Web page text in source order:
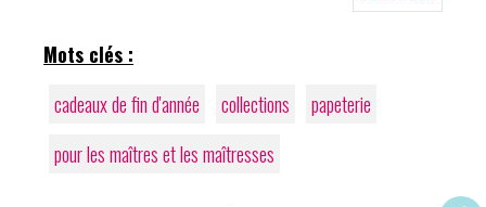
Mots clés :
cadeaux de fin d'année
collections
papeterie
pour les maîtres et les maîtresses